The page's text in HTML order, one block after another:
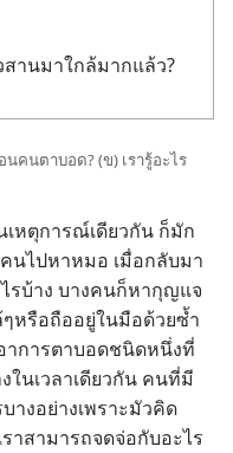
สานมาใกล้มากแล้ว?
นคนตาบอด? (ข) เรารู้อะไร
เหตุการณ์เดียวกัน ก็มัก
คนไปหาหมอ เมื่อกลับมา
รบ้าง บางคนก็หากุญแจ
ๆหรือถืออยู่ในมือด้วยซ้ำ
าการตาบอดชนิดหนึ่งที่
ในเวลาเดียวกัน คนที่มี
บางอย่างเพราะมัวคิด
ราสามารถจดจ่อกับอะไร